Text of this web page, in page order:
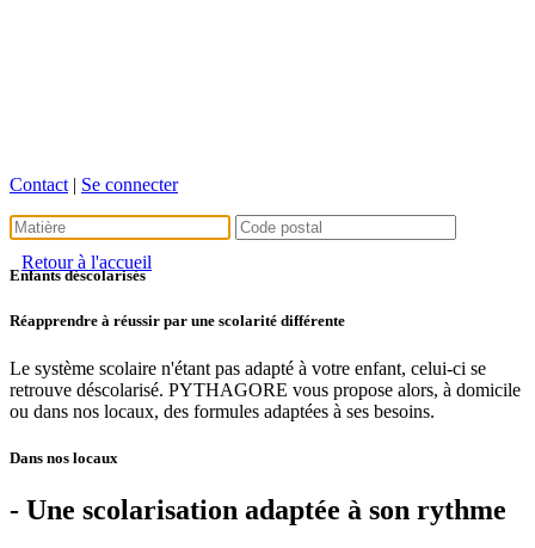
Contact | Se connecter
Retour à l'accueil
Enfants déscolarisés
Réapprendre à réussir par une scolarité différente
Le système scolaire n'étant pas adapté à votre enfant, celui-ci se
retrouve déscolarisé. PYTHAGORE vous propose alors, à domicile
ou dans nos locaux, des formules adaptées à ses besoins.
Dans nos locaux
- Une scolarisation adaptée à son rythme